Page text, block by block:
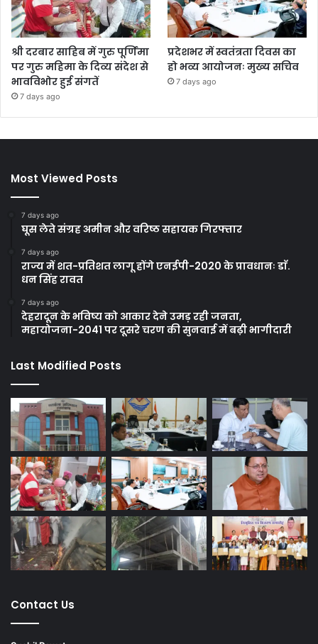
श्री दरबार साहिब में गुरु पूर्णिमा
पर गुरु महिमा के दिव्य संदेश से
भावविभोर हुई संगतें
7 days ago
प्रदेशभर में स्वतंत्रता दिवस का
हो भव्य आयोजनः मुख्य सचिव
7 days ago
Most Viewed Posts
7 days ago
घूस लेते संग्रह अमीन और वरिष्ठ सहायक गिरफ्तार
7 days ago
राज्य में शत-प्रतिशत लागू होंगे एनईपी-2020 के प्रावधानः डाॅ.
धन सिंह रावत
7 days ago
देहरादून के भविष्य को आकार देने उमड़ रही जनता,
महायोजना-2041 पर दूसरे चरण की सुनवाई में बढ़ी भागीदारी
Last Modified Posts
Contact Us